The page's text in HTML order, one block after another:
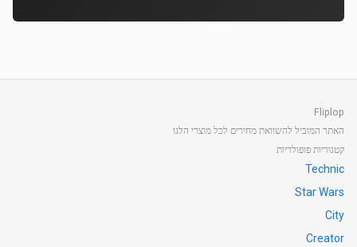
Fliplop
האתר המוביל להשוואת מחירים לכל מוצרי הלגו
קטגוריות פופולריות
Technic
Star Wars
City
Creator